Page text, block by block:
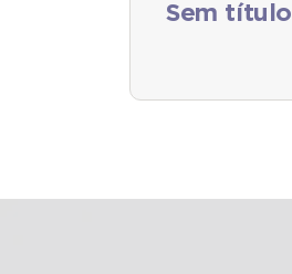
Sem título